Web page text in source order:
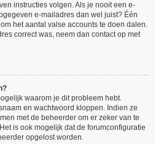
instructies volgen. Als je nooit een e-
e-mailadres dan wel juist? Één
het aantal valse accounts te doen dalen.
correct was, neem dan contact op met
waarom je dit probleem hebt.
en wachtwoord kloppen. Indien ze
met de beheerder om er zeker van te
is ook mogelijk dat de forumconfiguratie
opgelost worden.